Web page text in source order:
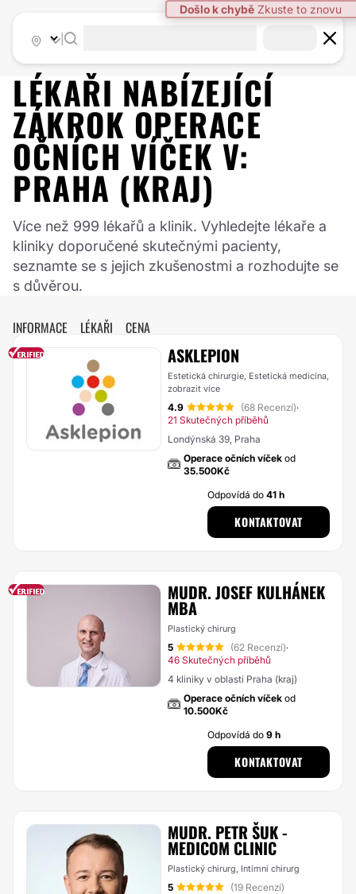
LÉKAŘI NABÍZEJÍCÍ
ZÁKROK OPERACE
OČNÍCH VÍČEK V:
PRAHA (KRAJ)
Více než 999 lékařů a klinik. Vyhledejte lékaře a
kliniky doporučené skutečnými pacienty,
seznamte se s jejich zkušenostmi a rozhodujte se
s důvěrou.
INFORMACE LÉKAŘI CENA
ASKLEPION
Estetická chirurgie, Estetická medicína,
zobrazit více
4.9 (68 Recenzí)·
21 Skutečných příběhů
Londýnská 39, Praha
Operace očních víček od
35.500Kč
Odpovídá do41 h
KONTAKTOVAT
MUDR. JOSEF KULHÁNEK
MBA
Plastický chirurg
5 (62 Recenzí)·
46 Skutečných příběhů
4 kliniky v oblasti Praha (kraj)
Operace očních víček od
10.500Kč
Odpovídá do9 h
KONTAKTOVAT
MUDR. PETR ŠUK -
MEDICOM CLINIC
Plastický chirurg, Intimní chirurg
5
(19 Recenzí)